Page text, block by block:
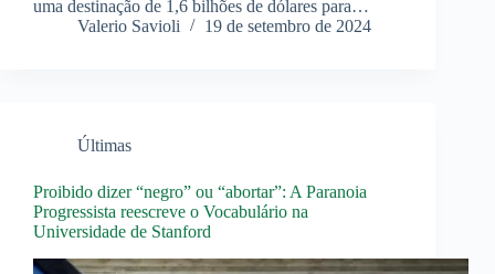
uma destinação de 1,6 bilhões de dólares para…
Valerio Savioli
19 de setembro de 2024
Últimas
Proibido dizer “negro” ou “abortar”: A Paranoia
Progressista reescreve o Vocabulário na
Universidade de Stanford